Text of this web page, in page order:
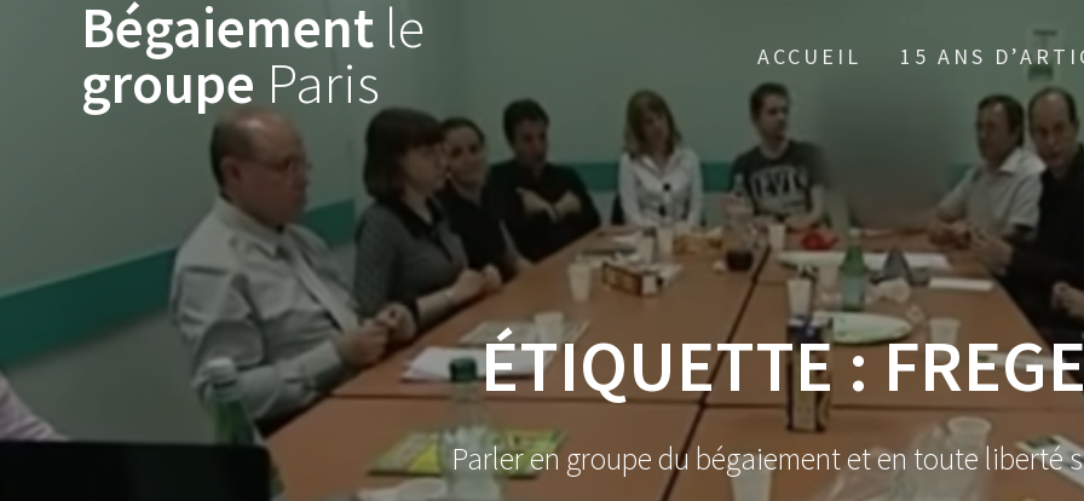
Bégaiement le
groupe Paris ACCUEIL 15 ANS
ÉTIQUETTE :
Parler en groupe du bégaiement et en toute liberté